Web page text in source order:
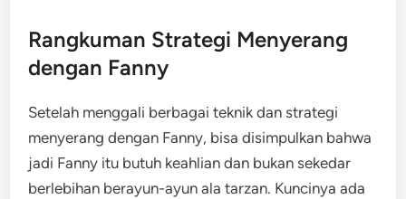
Rangkuman Strategi Menyerang
dengan Fanny
Setelah menggali berbagai teknik dan strategi
menyerang dengan Fanny, bisa disimpulkan bahwa
jadi Fanny itu butuh keahlian dan bukan sekedar
berlebihan berayun-ayun ala tarzan. Kuncinya ada